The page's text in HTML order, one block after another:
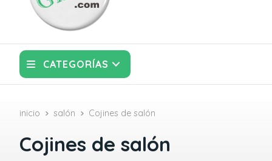
CATEGORÍAS
inicio salón Cojines de salón
Cojines de salón